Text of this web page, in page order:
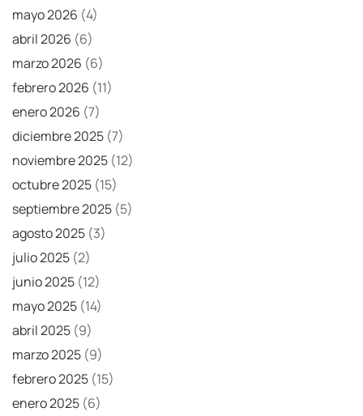
mayo 2026 (4)
abril 2026 (6)
marzo 2026 (6)
febrero 2026 (11)
enero 2026 (7)
diciembre 2025 (7)
noviembre 2025 (12)
octubre 2025 (15)
septiembre 2025 (5)
agosto 2025 (3)
julio 2025 (2)
junio 2025 (12)
mayo 2025 (14)
abril 2025 (9)
marzo 2025 (9)
febrero 2025 (15)
enero 2025 (6)